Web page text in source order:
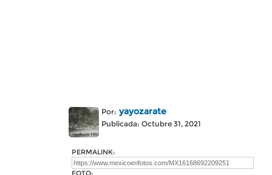
Por: yayozarate
Publicada: Octubre 31, 2021
PERMALINK:
FOTO: